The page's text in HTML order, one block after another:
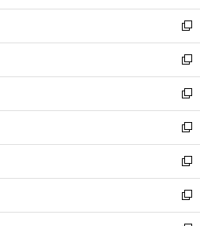
開
く
ウ
で
開
く
ン
ド
ウ
で
開
く
ウ
ィ
ン
ド
ウ
で
開
く
新
し
い
ウ
ィ
ン
ド
ウ
で
開
く
新
し
い
ウ
ィ
ン
ド
ウ
で
開
新
し
い
ウ
ィ
ン
ド
ウ
新
し
い
ウ
ィ
ン
新
し
い
ウ
新
し